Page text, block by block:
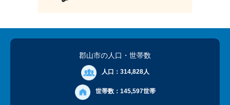
郡山市の人口 ・世帯数
人口： 314,828人
世帯数： 145,597世帯